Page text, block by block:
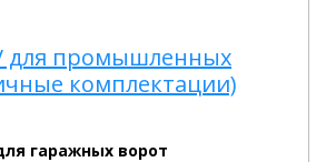
для промышленных
комплектации)
гаражных ворот